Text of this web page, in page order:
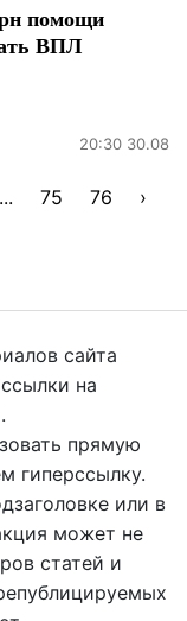
помощи
ВПЛ
20:30 30.08
... 75 76 ›
сайта
на
прямую
гиперссылку.
или в
может не
статей и